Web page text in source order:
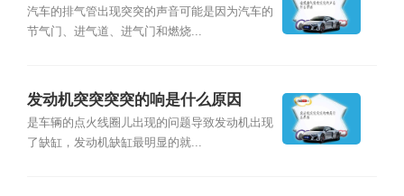
汽车的排气管出现突突的声音可能是因为汽车的
节气门、进气道、进气门和燃烧...
发动机突突突突的响是什么原因
是车辆的点火线圈儿出现的问题导致发动机出现
了缺缸，发动机缺缸最明显的就...